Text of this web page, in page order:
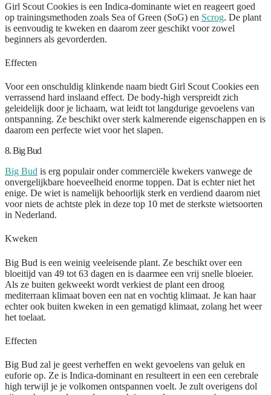
Girl Scout Cookies is een Indica-dominante wiet en reageert goed
op trainingsmethoden zoals Sea of Green (SoG) en Scrog. De plant
is eenvoudig te kweken en daarom zeer geschikt voor zowel
beginners als gevorderden.
Effecten
Voor een onschuldig klinkende naam biedt Girl Scout Cookies een
verrassend hard inslaand effect. De body-high verspreidt zich
geleidelijk door je lichaam, wat leidt tot langdurige gevoelens van
ontspanning. Ze beschikt over sterk kalmerende eigenschappen en is
daarom een perfecte wiet voor het slapen.
8. Big Bud
Big Bud is erg populair onder commerciële kwekers vanwege de
onvergelijkbare hoeveelheid enorme toppen. Dat is echter niet het
enige. De wiet is namelijk behoorlijk sterk en verdiend daarom niet
voor niets de achtste plek in deze top 10 met de sterkste wietsoorten
in Nederland.
Kweken
Big Bud is een weinig veeleisende plant. Ze beschikt over een
bloeitijd van 49 tot 63 dagen en is daarmee een vrij snelle bloeier.
Als ze buiten gekweekt wordt verkiest de plant een droog
mediterraan klimaat boven een nat en vochtig klimaat. Je kan haar
echter ook buiten kweken in een gematigd klimaat, zolang het weer
het toelaat.
Effecten
Big Bud zal je geest verheffen en wekt gevoelens van geluk en
euforie op. Ze is Indica-dominant en resulteert in een een cerebrale
high terwijl je je volkomen ontspannen voelt. Je zult overigens dol